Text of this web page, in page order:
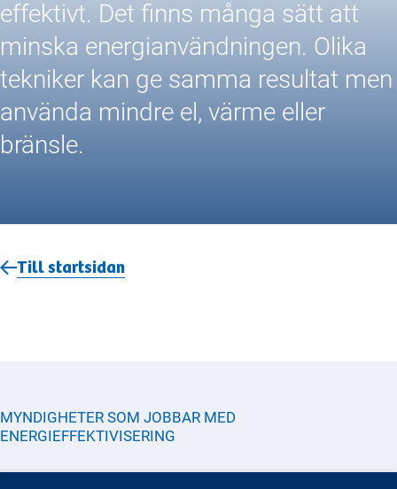
effektivt. Det finns många sätt att
minska energianvändningen. Olika
tekniker kan ge samma resultat men
använda mindre el, värme eller
bränsle.
Till startsidan
MYNDIGHETER SOM JOBBAR MED
ENERGIEFFEKTIVISERING